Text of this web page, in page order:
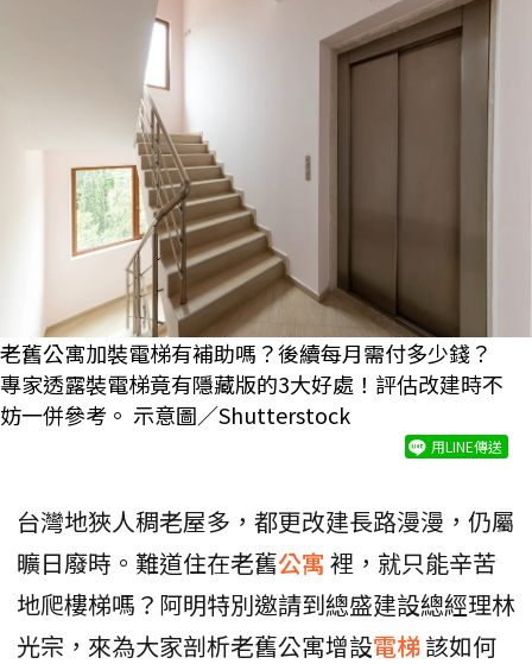
老舊公寓加裝電梯有補助嗎？後續每月需付多少錢？
專家透露裝電梯竟有隱藏版的3大好處！評估改建時不
妨一併參考。 示意圖／Shutterstock
用LINE傳送
台灣地狹人稠老屋多，都更改建長路漫漫，仍屬
曠日廢時。難道住在老舊公寓 裡，就只能辛苦
地爬樓梯嗎？阿明特別邀請到總盛建設總經理林
光宗，來為大家剖析老舊公寓增設電梯該如何